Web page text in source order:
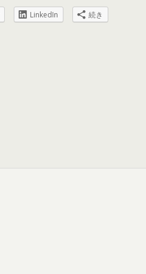
LinkedIn 続き